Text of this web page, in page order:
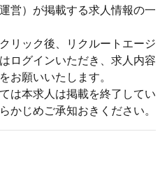
営）が掲載する求人情報の一
リック後、リクルートエージ
ログインいただき、求人内容
お願いいたします。
は本求人は掲載を終了してい
かじめご承知おきください。